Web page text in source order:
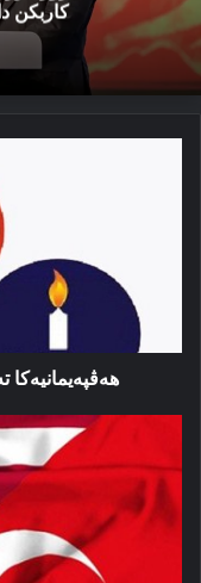
کاربکن
هه‌ڤپه‌یمانیه‌كا
نه‌وروزێ
هه‌ڤپه‌یمانیه‌كا
ناڤبه‌را
و
ترکیێ
دا